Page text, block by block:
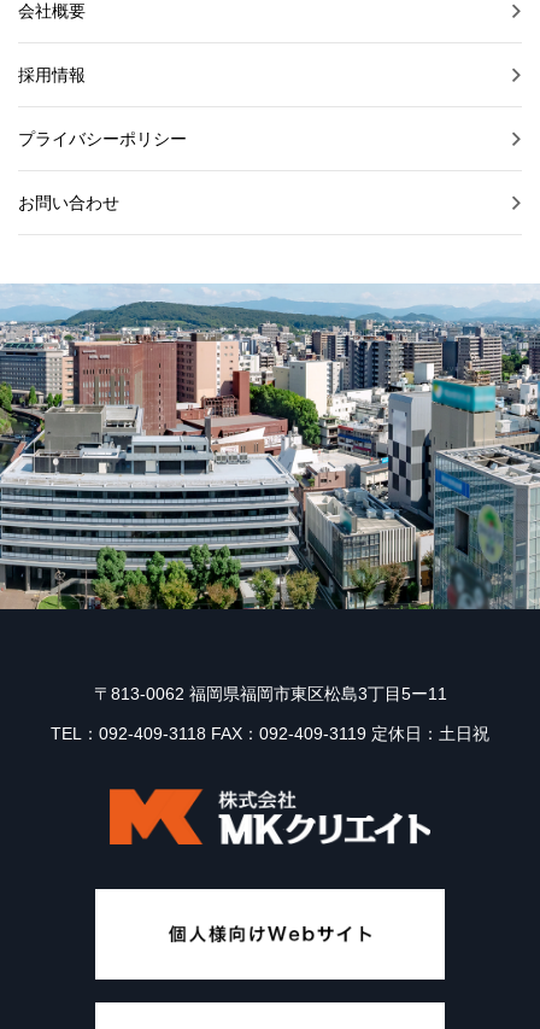
会社概要
採用情報
プライバシーポリシー
お問い合わせ
〒813-0062 福岡県福岡市東区松島3丁目5ー11
TEL：092-409-3118 FAX：092-409-3119 定休日：土日祝